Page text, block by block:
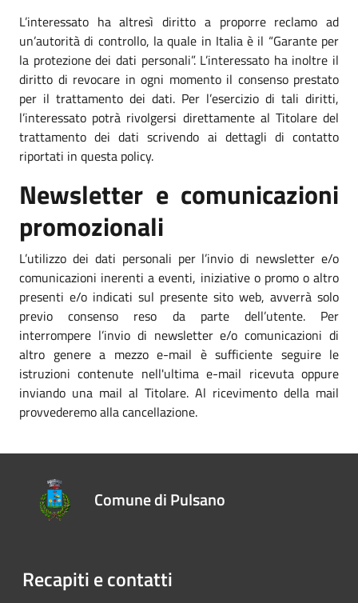
L’interessato ha altresì diritto a proporre reclamo ad
un’autorità di controllo, la quale in Italia è il “Garante per
la protezione dei dati personali”. L’interessato ha inoltre il
diritto di revocare in ogni momento il consenso prestato
per il trattamento dei dati. Per l’esercizio di tali diritti,
l’interessato potrà rivolgersi direttamente al Titolare del
trattamento dei dati scrivendo ai dettagli di contatto
riportati in questa policy.
Newsletter e comunicazioni
promozionali
L’utilizzo dei dati personali per l’invio di newsletter e/o
comunicazioni inerenti a eventi, iniziative o promo o altro
presenti e/o indicati sul presente sito web, avverrà solo
previo consenso reso da parte dell’utente. Per
interrompere l’invio di newsletter e/o comunicazioni di
altro genere a mezzo e-mail è sufficiente seguire le
istruzioni contenute nell'ultima e-mail ricevuta oppure
inviando una mail al Titolare. Al ricevimento della mail
provvederemo alla cancellazione.
Comune di Pulsano
Recapiti e contatti